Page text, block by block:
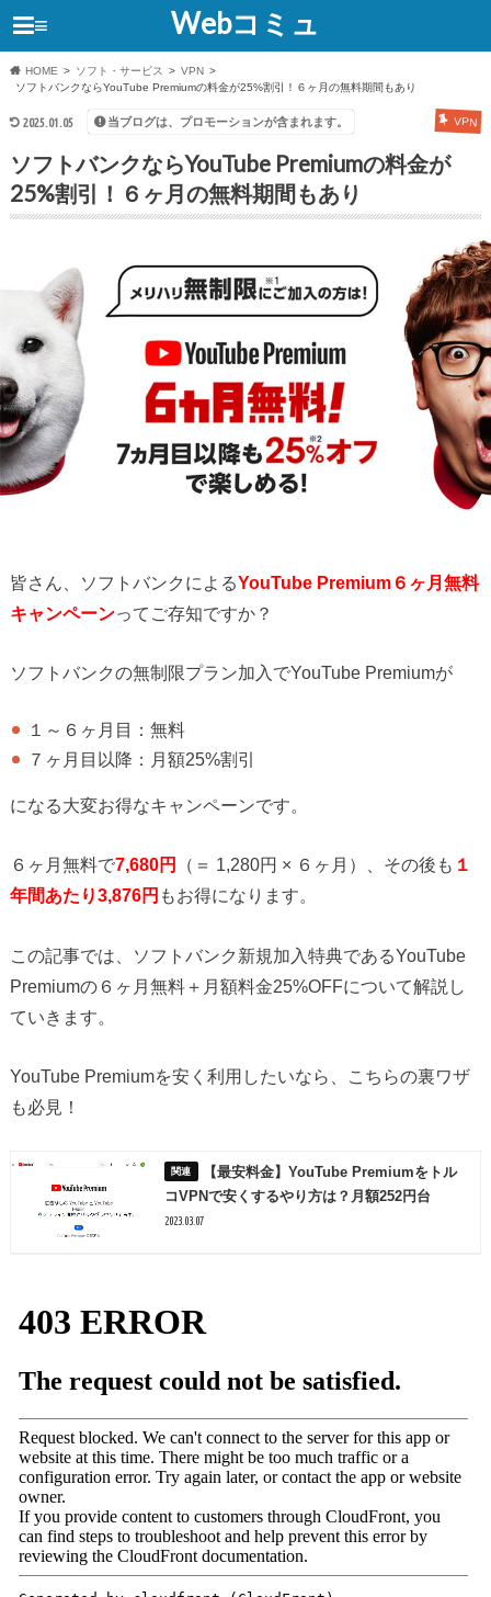
Webコミュ
≡
HOME ソフト・サービス
VPN
ソフトバンクならYouTube Premiumの料金が25%割引！６ヶ月の無料期間もあり
2025.01.05 VPN
当ブログは、プロモーションが含まれます。
ソフトバンクならYouTube Premiumの料金が
25%割引！６ヶ月の無料期間もあり
皆さん、ソフトバンクによるYouTube Premium６ヶ月無料
キャンペーンってご存知ですか？
ソフトバンクの無制限プラン加入でYouTube Premiumが
１～６ヶ月目：無料
７ヶ月目以降：月額25%割引
になる大変お得なキャンペーンです。
６ヶ月無料で7,680円 （＝ 1,280円 × ６ヶ月）、その後も １
年間あたり3,876円 もお得になります。
この記事では、ソフトバンク新規加入特典であるYouTube
Premiumの６ヶ月無料＋月額料金25%OFFについて解説し
ていきます。
YouTube Premiumを安く利用したいなら、こちらの裏ワザ
も必見！
【最安料金】YouTube Premiumをトル
コVPNで安くするやり方は？月額252円台
2023.03.07